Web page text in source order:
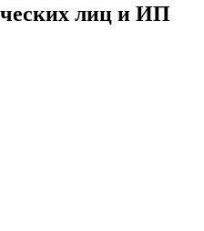
лиц и ИП